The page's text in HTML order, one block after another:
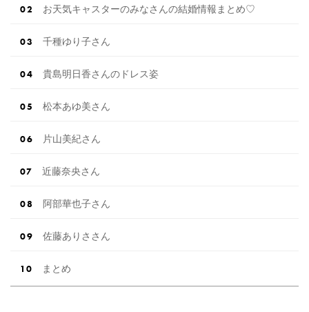
お天気キャスターのみなさんの結婚情報まとめ♡
千種ゆり子さん
貴島明日香さんのドレス姿
松本あゆ美さん
片山美紀さん
近藤奈央さん
阿部華也子さん
佐藤ありささん
まとめ